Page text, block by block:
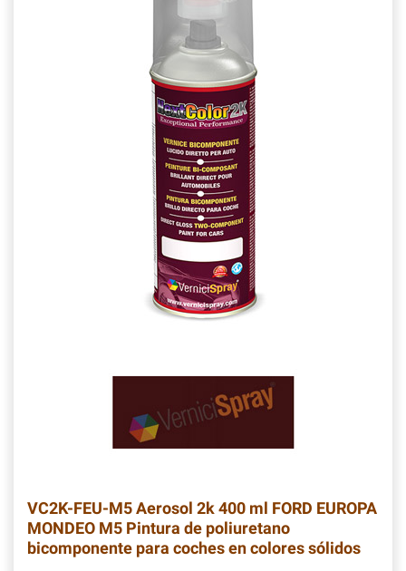
VC2K-FEU-M5Aerosol 2k 400 ml FORD EUROPA
MONDEO M5 Pintura de poliuretano
bicomponente para coches en colores sólidos